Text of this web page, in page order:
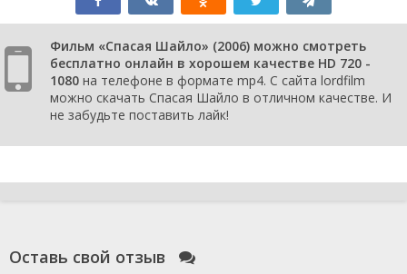
Фильм «Спасая Шайло» (2006) можно смотреть
бесплатно онлайн в хорошем качестве HD 720 -
1080 на телефоне в формате mp4. С сайта lordfilm
можно скачать Спасая Шайло в отличном качестве. И
не забудьте поставить лайк!
Оставь свой отзыв